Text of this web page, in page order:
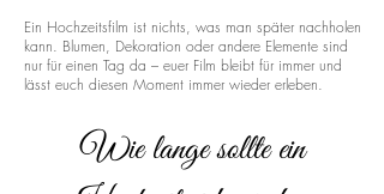
Ein Hochzeitsfilm ist nichts, was man später nachholen
kann. Blumen, Dekoration oder andere Elemente sind
nur für einen Tag da – euer Film bleibt für immer und
lässt euch diesen Moment immer wieder erleben.
Wie lange sollte ein